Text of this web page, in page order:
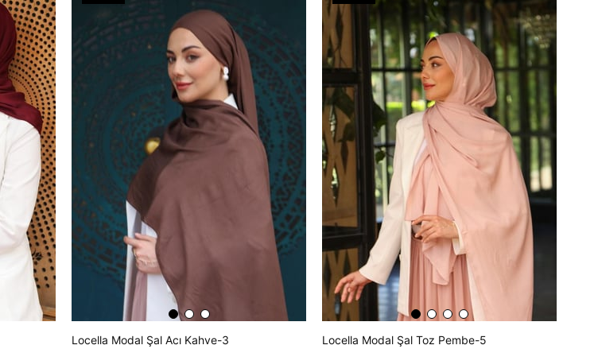
Locella Modal Şal Acı Kahve-3 Locella Modal Şal Toz Pembe-5